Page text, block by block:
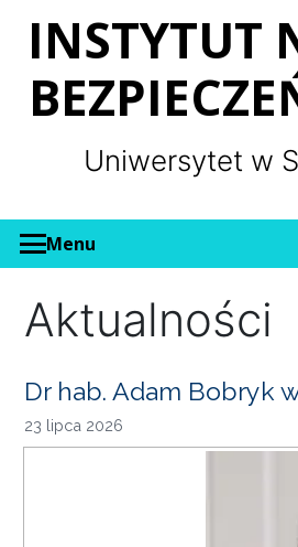
INSTYTUT
Uniwersytet w
Menu
Aktualności
Dr hab. Adam Bobryk
23 lipca 2026